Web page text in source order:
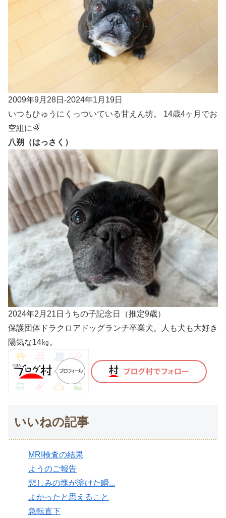
2009年9月28日-2024年1月19日
いつもひゅうにくっついている甘えん坊。 14歳4ヶ月でお
空組に🌈
八朔（はっさく）
2024年2月21日うちの子記念日（推定9歳）
保護団体ドラクロアドッグランチ卒業犬。人も犬も大好き
陽気な14㎏。
いいねの記事
MRI検査の結果
ようのご報告
悲しみの塊が溶けた瞬...
よかったと思えること
急転直下